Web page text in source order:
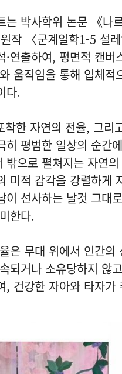
는 박사학위 논문 《나
작 〈군계일학1-5 설
·연출하여, 평면적 캔
움직임을 통해 입체
다.
한 자연의 전율, 그
히 평범한 일상의 순간
밖으로 펼쳐지는 자연
미적 감각을 강렬하게
이 선사하는 날것 그대
한다.
은 무대 위에서 인간
되거나 소유당하지
, 건강한 자아와 타자